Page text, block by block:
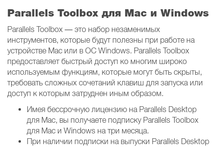
Parallels Toolbox для Mac и Windows
Parallels Toolbox — это набор незаменимых
инструментов, которые будут полезны при работе на
устройстве Mac или в ОС Windows. Parallels Toolbox
предоставляет быстрый доступ ко многим широко
используемым функциям, которые могут быть скрыты,
требовать сложных сочетаний клавиш для запуска или
доступ к которым затруднен иным образом.
Имея бессрочную лицензию на Parallels Desktop
для Mac, вы получаете подписку Parallels Toolbox
для Mac и Windows на три месяца.
При наличии подписки на выпуски Parallels Desktop